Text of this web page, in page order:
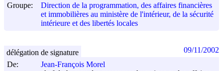
Groupe:
Direction de la programmation, des affaires financières
et immobilières au ministère de l'intérieur, de la sécurité
intérieure et des libertés locales
De:
Jean-François Morel
délégation de signature 09/11/2002